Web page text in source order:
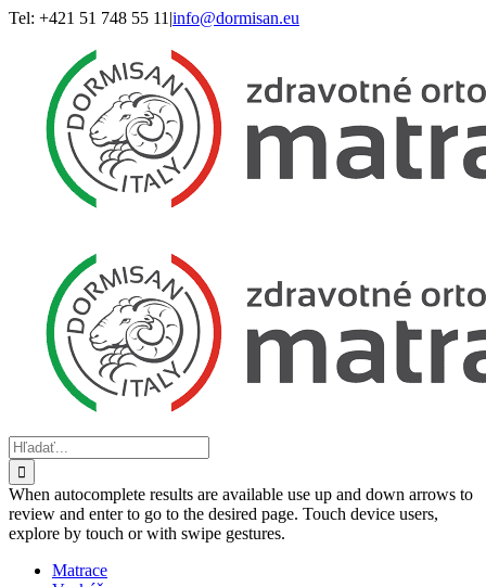
Skip
Tel: +421 51 748 55 11 |info@dormisan.eu
Hľadať:
When autocomplete results are available use up and down arrows to
review and enter to go to the desired page. Touch device users,
explore by touch or with swipe gestures.
Matrace